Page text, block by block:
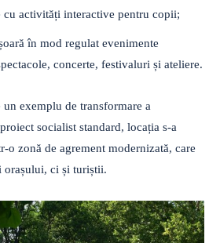
cu activități interactive pentru copii;
în mod regulat evenimente
concerte, festivaluri și ateliere.
exemplu de transformare a
socialist standard, locația s-a
o zonă de agrement modernizată, care
orașului, ci și turiștii.